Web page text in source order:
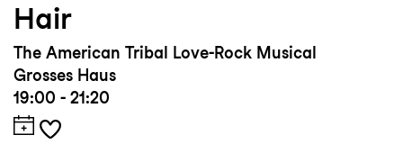
Hair
The American Tribal Love-Rock Musical
Grosses Haus
19:00 - 21:20